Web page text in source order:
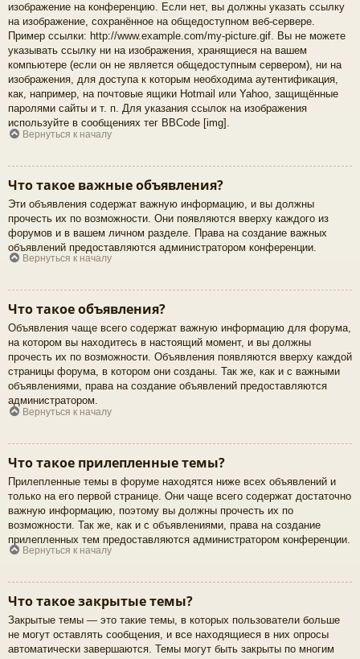
изображение на конференцию. Если нет, вы должны указать ссылку
на изображение, сохранённое на общедоступном веб-сервере.
Пример ссылки: http://www.example.com/my-picture.gif. Вы не можете
указывать ссылку ни на изображения, хранящиеся на вашем
компьютере (если он не является общедоступным сервером), ни на
изображения, для доступа к которым необходима аутентификация,
как, например, на почтовые ящики Hotmail или Yahoo, защищённые
паролями сайты и т. п. Для указания ссылок на изображения
используйте в сообщениях тег BBCode [img].
Вернуться к началу
Что такое важные объявления?
Эти объявления содержат важную информацию, и вы должны
прочесть их по возможности. Они появляются вверху каждого из
форумов и в вашем личном разделе. Права на создание важных
объявлений предоставляются администратором конференции.
Вернуться к началу
Что такое объявления?
Объявления чаще всего содержат важную информацию для форума,
на котором вы находитесь в настоящий момент, и вы должны
прочесть их по возможности. Объявления появляются вверху каждой
страницы форума, в котором они созданы. Так же, как и с важными
объявлениями, права на создание объявлений предоставляются
администратором.
Вернуться к началу
Что такое прилепленные темы?
Прилепленные темы в форуме находятся ниже всех объявлений и
только на его первой странице. Они чаще всего содержат достаточно
важную информацию, поэтому вы должны прочесть их по
возможности. Так же, как и с объявлениями, права на создание
прилепленных тем предоставляются администратором конференции.
Вернуться к началу
Что такое закрытые темы?
Закрытые темы — это такие темы, в которых пользователи больше
не могут оставлять сообщения, и все находящиеся в них опросы
автоматически завершаются. Темы могут быть закрыты по многим